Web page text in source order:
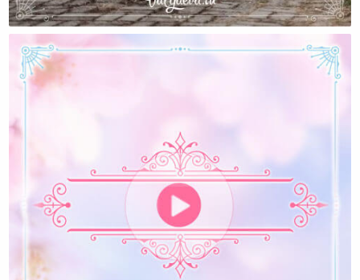
Мы Страдаем По Глупости, А Не По Карме